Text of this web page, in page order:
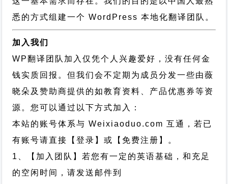
悉的方式组建一个 WordPress 本地化翻译团队。
加入我们
WP翻译团队加入仅凭个人兴趣爱好，没有任何金
钱实质回报。但我们会不定期为成员分发一些由薇
晓朵及赞助商提供的如教育资料、产品优惠券等资
源。您可以通过以下方式加入：
本站的账号体系与Weixiaoduo.com 互通，若已
有账号请直接【登录】或【免费注册】。
1、【加入团队】若您有一定的英语基础，和充足
的空闲时间，请发送邮件到